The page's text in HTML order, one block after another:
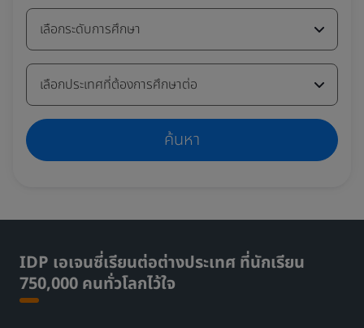
เลือกระดับการศึกษา
เลือกประเทศที่ต้องการศึกษาต่อ
ค้นหา
IDP เอเจนซี่เรียนต่อต่างประเทศ ที่นักเรียน
750,000 คนทั่วโลกไว้ใจ